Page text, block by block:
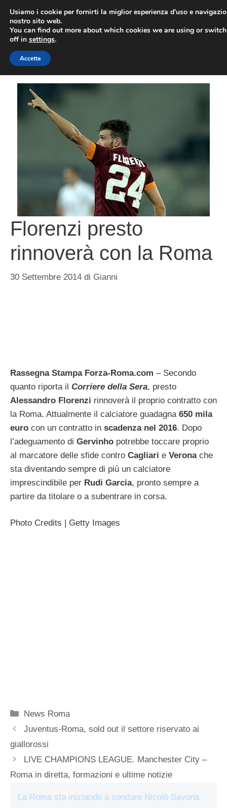
contenuto
Florenzi presto
rinnoverà con la Roma
30 Settembre 2014 di Gianni
Rassegna Stampa Forza-Roma.com – Secondo
quanto riporta il Corriere della Sera, presto
Alessandro Florenzi rinnoverà il proprio contratto con
la Roma. Attualmente il calciatore guadagna650 mila
euro con un contratto in scadenza nel 2016. Dopo
l’adeguamento di Gervinho potrebbe toccare proprio
al marcatore delle sfide contro Cagliari e Veronache
sta diventando sempre di più un calciatore
imprescindibile per Rudi Garcia, pronto sempre a
partire da titolare o a subentrare in corsa.
Photo Credits | Getty Images
Categorie
News Roma
Juventus-Roma, sold out il settore riservato ai
giallorossi
LIVE CHAMPIONS LEAGUE. Manchester City –
Roma in diretta, formazioni e ultime notizie
La Roma sta iniziando a sondare Nicolò Savona
Usiamo i cookie per fornirti la miglior esperienza d'uso e
nostro sito web.
You can find out more about which cookies we are using or
off in settings.
Accetta